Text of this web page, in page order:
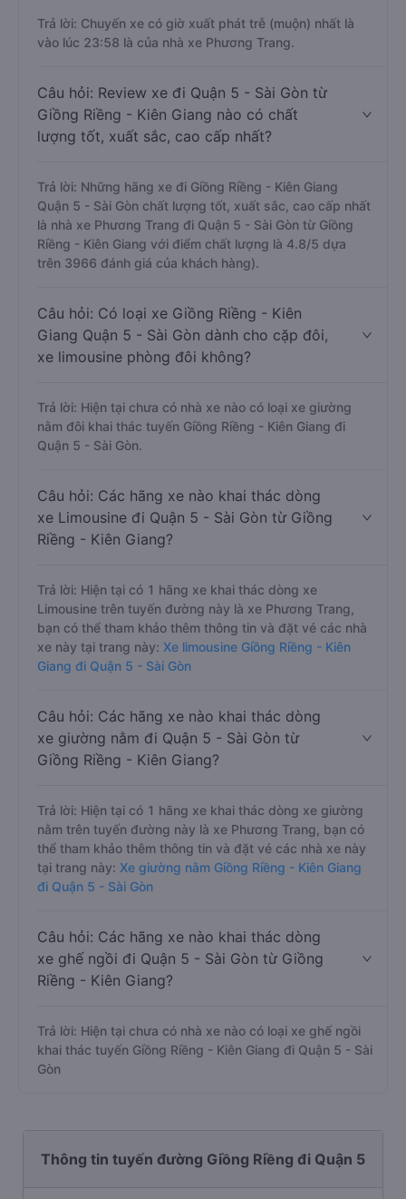
Trả lời: Chuyến xe có giờ xuất phát trễ (muộn) nhất là
vào lúc 23:58 là của nhà xe Phương Trang.
Câu hỏi: Review xe đi Quận 5 - Sài Gòn từ
Giồng Riềng - Kiên Giang nào có chất
lượng tốt, xuất sắc, cao cấp nhất?
Trả lời: Những hãng xe đi Giồng Riềng - Kiên Giang
Quận 5 - Sài Gòn chất lượng tốt, xuất sắc, cao cấp nhất
là nhà xe Phương Trang đi Quận 5 - Sài Gòn từ Giồng
Riềng - Kiên Giang với điểm chất lượng là 4.8/5 dựa
trên 3966 đánh giá của khách hàng).
Câu hỏi: Có loại xe Giồng Riềng - Kiên
Giang Quận 5 - Sài Gòn dành cho cặp đôi,
xe limousine phòng đôi không?
Trả lời: Hiện tại chưa có nhà xe nào có loại xe giường
nằm đôi khai thác tuyến Giồng Riềng - Kiên Giang đi
Quận 5 - Sài Gòn.
Câu hỏi: Các hãng xe nào khai thác dòng
xe Limousine đi Quận 5 - Sài Gòn từ Giồng
Riềng - Kiên Giang?
Trả lời: Hiện tại có 1 hãng xe khai thác dòng xe
Limousine trên tuyến đường này là xe Phương Trang,
bạn có thể tham khảo thêm thông tin và đặt vé các nhà
xe này tại trang này: Xe limousine Giồng Riềng - Kiên
Giang đi Quận 5 - Sài Gòn
Câu hỏi: Các hãng xe nào khai thác dòng
xe giường nằm đi Quận 5 - Sài Gòn từ
Giồng Riềng - Kiên Giang?
Trả lời: Hiện tại có 1 hãng xe khai thác dòng xe giường
nằm trên tuyến đường này là xe Phương Trang, bạn có
thể tham khảo thêm thông tin và đặt vé các nhà xe này
tại trang này: Xe giường nằm Giồng Riềng - Kiên Giang
đi Quận 5 - Sài Gòn
Câu hỏi: Các hãng xe nào khai thác dòng
xe ghế ngồi đi Quận 5 - Sài Gòn từ Giồng
Riềng - Kiên Giang?
Trả lời: Hiện tại chưa có nhà xe nào có loại xe ghế ngồi
khai thác tuyến Giồng Riềng - Kiên Giang đi Quận 5 - Sài
Gòn
Thông tin tuyến đường Giồng Riềng đi Quận 5